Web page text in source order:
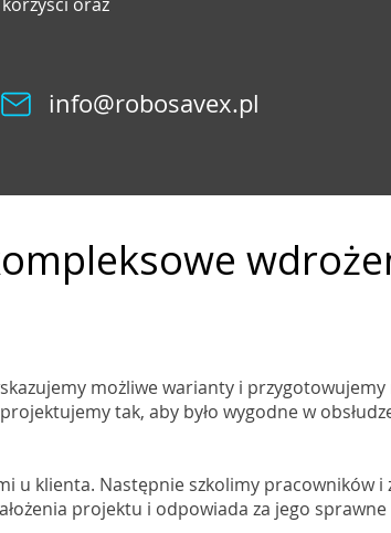
info@robosavex.pl
możliwe warianty i przygotowujemy
tak, aby było wygodne w
u klienta. Następnie szkolimy pracowników i
projektu i odpowiada za jego sprawne